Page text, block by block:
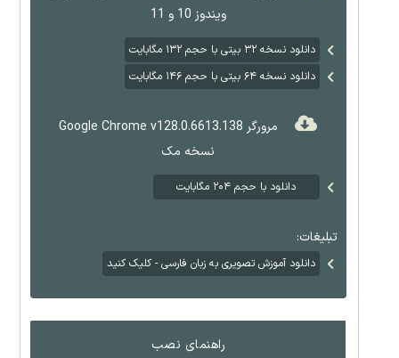
ویندوز 10 و 11
دانلود نسخه ۳۲ بیتی با حجم ۱۳۲ مگابایت
دانلود نسخه ۶۴ بیتی با حجم ۱۴۶ مگابایت
مرورگر Google Chrome v128.0.6613.138
نسخه مک
دانلود با حجم ۲۰۴ مگابایت
تبلیغات:
دانلود آموزش تصویری به زبان فارسی - کلیک کنید
راهنمای نصب